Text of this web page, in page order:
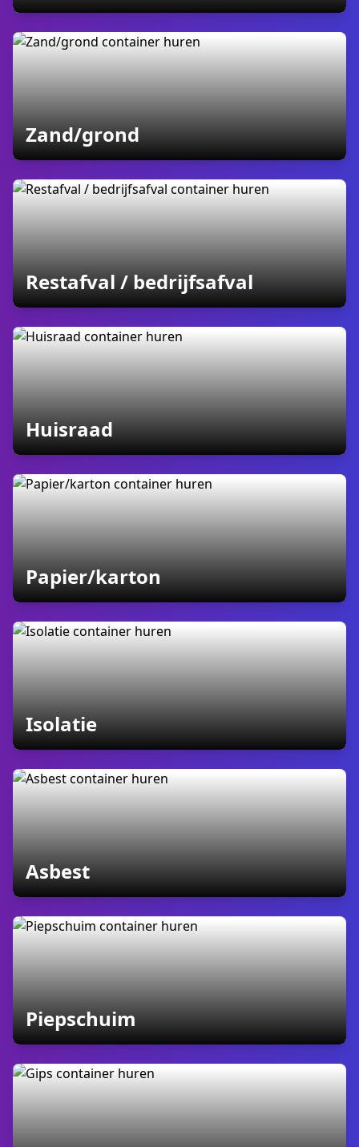
Zand/grondcontainers
Restafval / bedrijfsafvalcontainers
Huisraadcontainers
Papier/kartoncontainers
Isolatiecontainers
Asbestcontainers
Piepschuimcontainers